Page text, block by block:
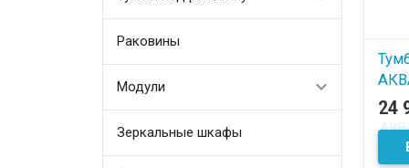
Раковины
Модули
Зеркальные шкафы
24